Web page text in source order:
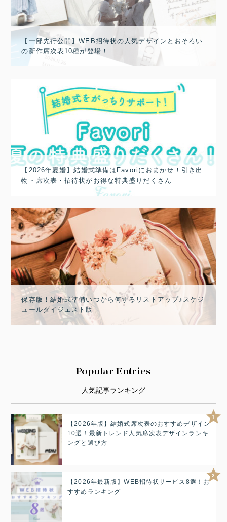
【一部先行公開】WEB招待状の人気デザインとおそろい
の新作席次表10種が登場！
【2026年夏婚】結婚式準備はFavoriにおまかせ！引き出
物・席次表・招待状がお得な特典盛りだくさん
保存版！結婚式準備いつから何するリストアップ♪スケジ
ュールダイジェスト版
Popular Entries
人気記事ランキング
1
【2026年版】結婚式席次表のおすすめデザイン
10選！最新トレンド人気席次表デザインランキ
ングと選び方
2
【2026年最新版】WEB招待状サービス8選！お
すすめランキング